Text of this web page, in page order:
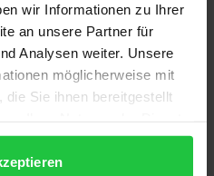
wir Informationen zu Ihrer
an unsere Partner für
Analysen weiter. Unsere
möglicherweise mit
Sie ihnen bereitgestellt
welcher als
Erhebung von
dient. Dessen
Gerichte bewegt sich in
sich rasant wandelnden
und